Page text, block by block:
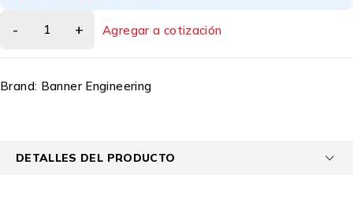
Agregar a cotización
Brand: Banner Engineering
DETALLES DEL PRODUCTO